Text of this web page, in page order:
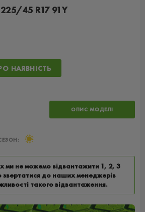
225/45 R17 91Y
НАЯВНІСТЬ
ОПИС МОДЕЛІ
ми не можемо відвантажити 1, 2, 3
до наших менеджерів
такого відвантаження.